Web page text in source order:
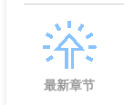
最新章节